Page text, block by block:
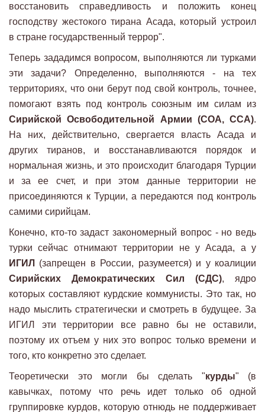
восстановить справедливость и положить конец
господству жестокого тирана Асада, который устроил
в стране государственный террор".
Теперь зададимся вопросом, выполняются ли турками
эти задачи? Определенно, выполняются - на тех
территориях, что они берут под свой контроль, точнее,
помогают взять под контроль союзным им силам из
Сирийской Освободительной Армии (СОА, ССА).
На них, действительно, свергается власть Асада и
других тиранов, и восстанавливаются порядок и
нормальная жизнь, и это происходит благодаря Турции
и за ее счет, и при этом данные территории не
присоединяются к Турции, а передаются под контроль
самими сирийцам.
Конечно, кто-то задаст закономерный вопрос - но ведь
турки сейчас отнимают территории не у Асада, а у
ИГИЛ
(запрещен в России, разумеется) и у коалиции
Сирийских Демократических Сил (СДС), ядро
которых составляют курдские коммунисты. Это так, но
надо мыслить стратегически и смотреть в будущее. За
ИГИЛ эти территории все равно бы не оставили,
поэтому их отъем у них это вопрос только времени и
того, кто конкретно это сделает.
Теоретически это могли бы сделать "курды" (в
кавычках, потому что речь идет только об одной
группировке курдов, которую отнюдь не поддерживает